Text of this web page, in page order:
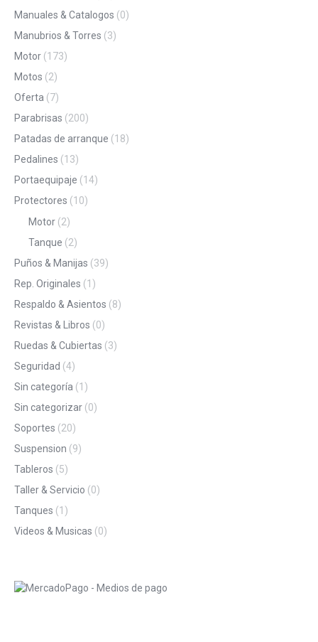
Manuales & Catalogos (0)
Manubrios & Torres (3)
Motor (173)
Motos (2)
Oferta (7)
Parabrisas (200)
Patadas de arranque (18)
Pedalines (13)
Portaequipaje (14)
Protectores (10)
Motor (2)
Tanque (2)
Puños & Manijas (39)
Rep. Originales (1)
Respaldo & Asientos (8)
Revistas & Libros (0)
Ruedas & Cubiertas (3)
Seguridad (4)
Sin categoría (1)
Sin categorizar (0)
Soportes (20)
Suspension (9)
Tableros (5)
Taller & Servicio (0)
Tanques (1)
Videos & Musicas (0)